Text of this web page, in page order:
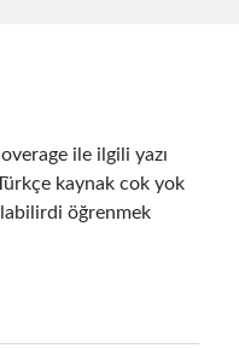
ile ilgili yazı
kaynak cok yok
öğrenmek